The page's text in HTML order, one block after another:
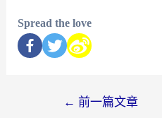
Spread the love
← 前一篇文章